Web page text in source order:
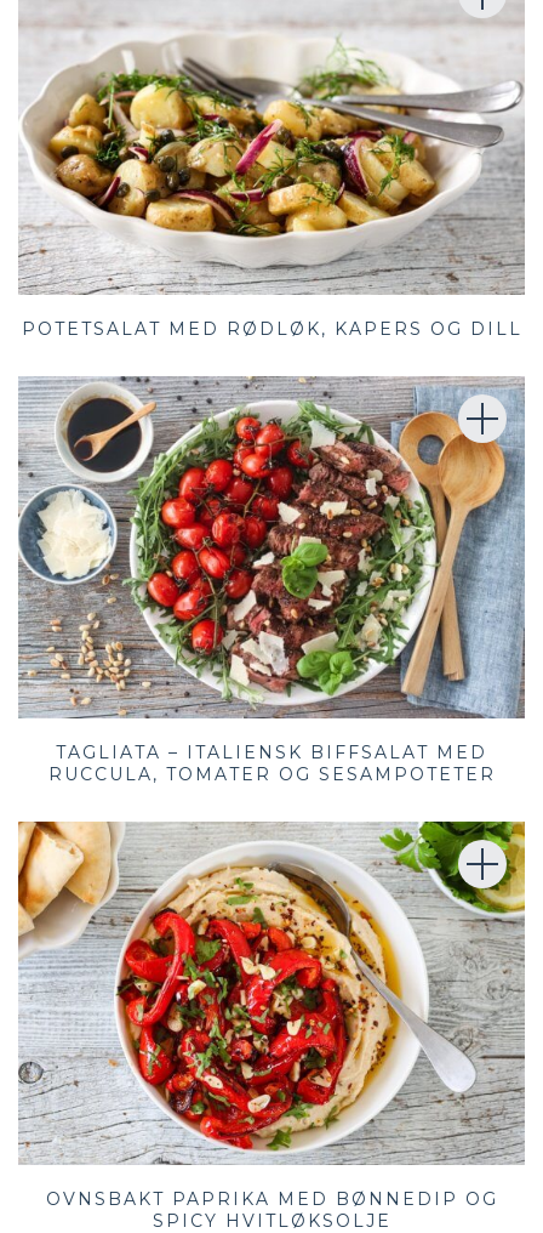
POTETSALAT MED RØDLØK, KAPERS OG DILL
TAGLIATA – ITALIENSK BIFFSALAT MED
RUCCULA, TOMATER OG SESAMPOTETER
OVNSBAKT PAPRIKA MED BØNNEDIP OG
SPICY HVITLØKSOLJE